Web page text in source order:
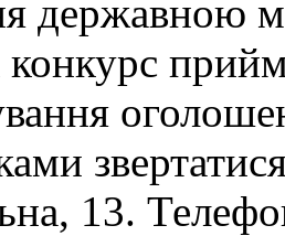
державною
конкурс
13.